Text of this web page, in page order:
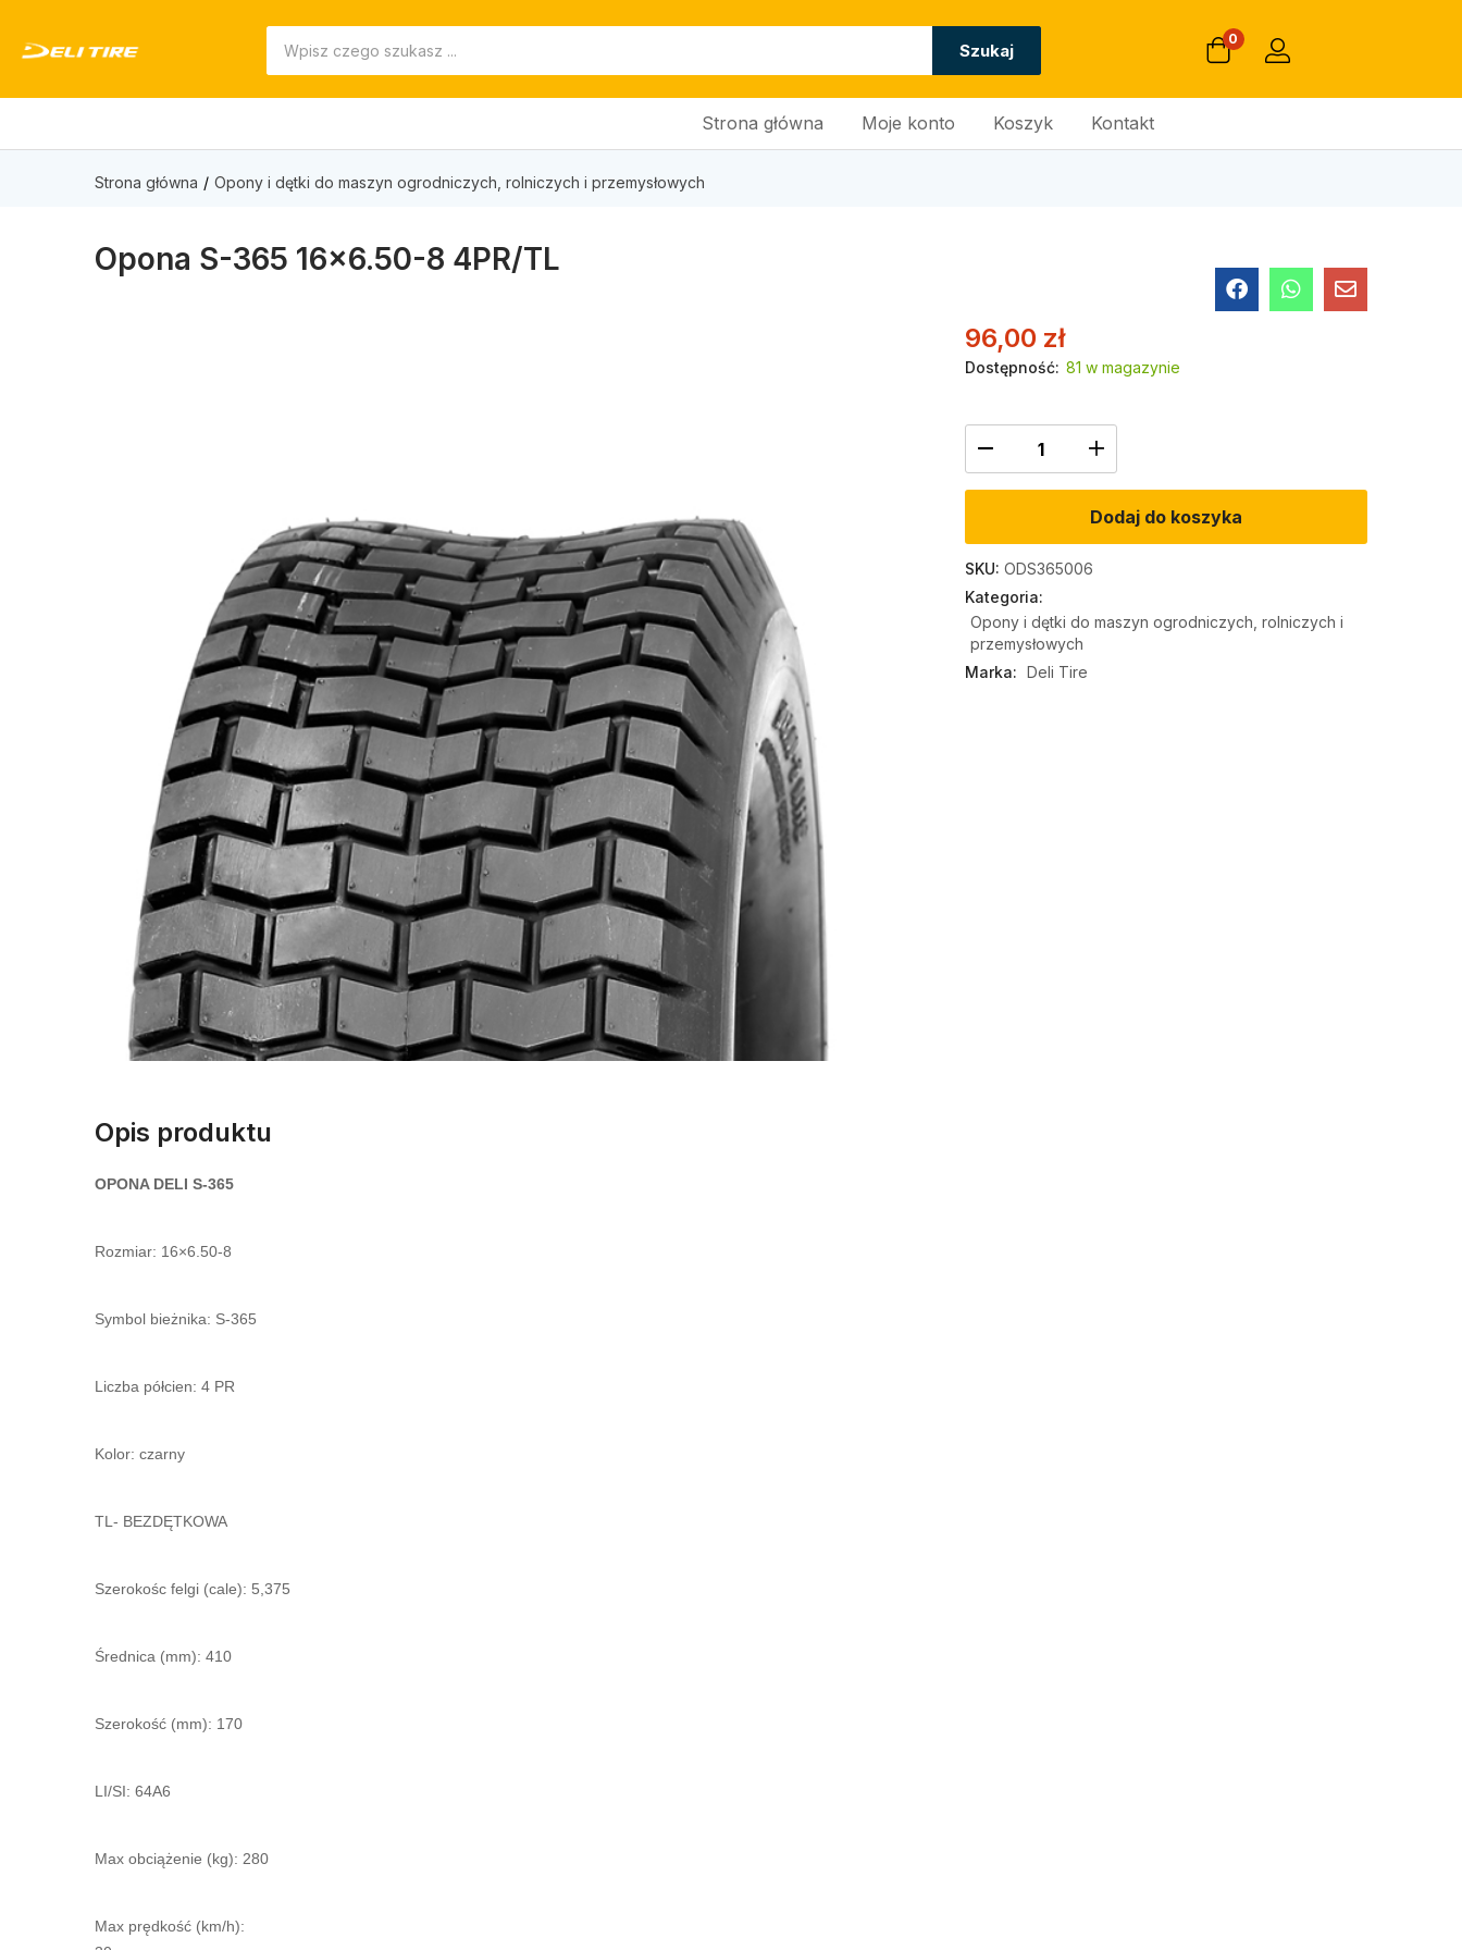
Szukaj
0
Strona główna Moje konto Koszyk Kontakt
Strona główna Opony i dętki do maszyn ogrodniczych, rolniczych i przemysłowych
Opona S-365 16×6.50-8 4PR/TL
96,00 zł
Dostępność: 81 w magazynie
Dodaj do koszyka
SKU: ODS365006
Kategoria:
Opony i dętki do maszyn ogrodniczych, rolniczych i
przemysłowych
Marka: Deli Tire
Opis produktu
OPONA DELI S-365
Rozmiar: 16×6.50-8
Symbol bieżnika: S-365
Liczba półcien: 4 PR
Kolor: czarny
TL- BEZDĘTKOWA
Szerokośc felgi (cale): 5,375
Średnica (mm): 410
Szerokość (mm): 170
LI/SI: 64A6
Max obciążenie (kg): 280
Max prędkość (km/h):